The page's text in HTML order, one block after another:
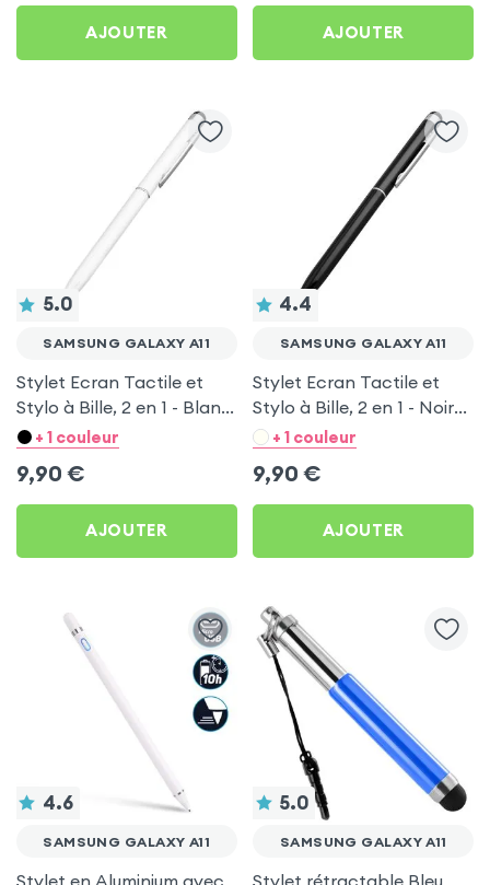
Fine - 4smarts
AJOUTER AJOUTER
5.0
SAMSUNG GALAXY A11
Stylet Ecran Tactile et
Stylo à Bille, 2 en 1 - Blanc
pour Samsung Galaxy A11
+ 1 couleur
9,90 €
AJOUTER
4.4
SAMSUNG GALAXY A11
Stylet Ecran Tactile et
Stylo à Bille, 2 en 1 - Noir
pour Samsung Galaxy A11
+ 1 couleur
9,90 €
AJOUTER
4.6
SAMSUNG GALAXY A11
Stylet en Aluminium avec
5.0
SAMSUNG GALAXY A11
Stylet rétractable Bleu